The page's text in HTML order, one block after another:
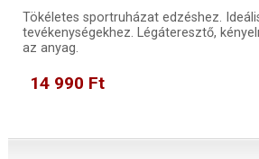
Tökéletes sportruházat edzéshez.
tevékenységekhez. Légáteresztő,
az anyag.
14 990 Ft